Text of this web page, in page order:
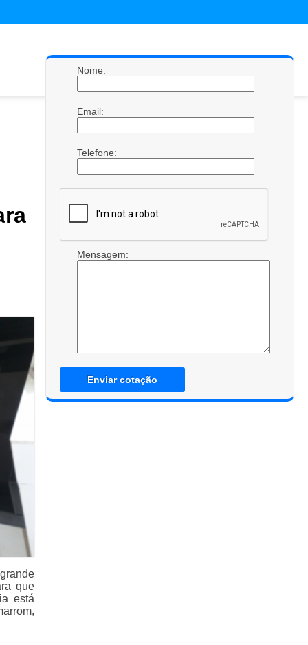
que
está
Nome:
Email:
Telefone:
Mensagem:
Enviar cotação